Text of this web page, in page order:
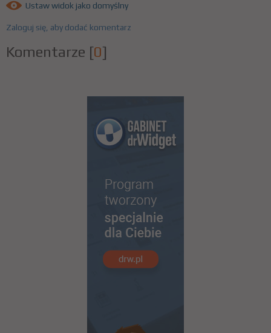
Ustaw widok jako domyślny
Zaloguj się, aby dodać komentarz
Komentarze [0]